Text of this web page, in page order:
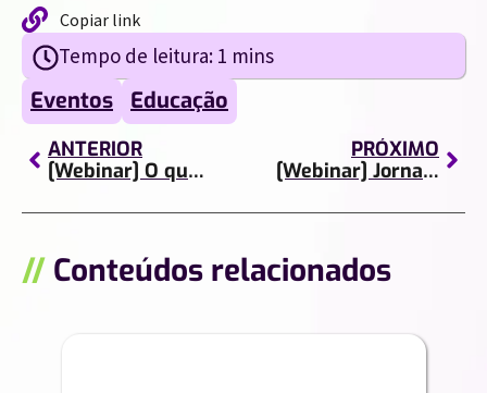
Copiar link
Eventos Educação
ANTERIOR
[Webinar] O que é o Cloud AMA (Cloud Zero)
PRÓXIMO
[Webinar] Jornada Data Driven
// Conteúdos relacionados